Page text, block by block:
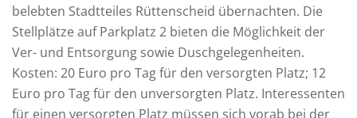
belebten Stadtteiles Rüttenscheid übernachten. Die
Stellplätze auf Parkplatz 2 bieten die Möglichkeit der
Ver- und Entsorgung sowie Duschgelegenheiten.
Kosten: 20 Euro pro Tag für den versorgten Platz; 12
Euro pro Tag für den unversorgten Platz. Interessenten
für einen versorgten Platz müssen sich vorab bei der